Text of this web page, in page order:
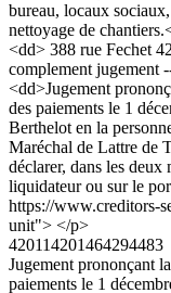
bureau, locaux
nettoyage de
<dd> 388 rue Fechet
complement jugement
<dd>Jugement
des paiements le 1
Berthelot en la
Maréchal de Lattre de
déclarer, dans les deux
liquidateur ou sur le
https://www.creditors-
unit"> </p>
420114201464294483
Jugement prononçant
paiements le 1